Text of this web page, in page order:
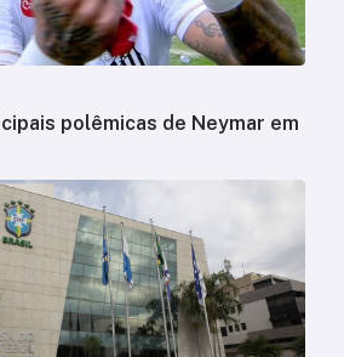
polêmicas de Neymar em